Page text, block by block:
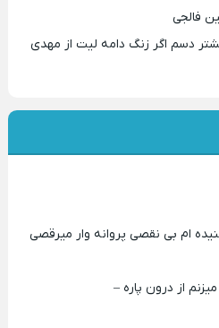
فالجی
دسم اگر زنگ دامه لیت از مهدی
ام بی نقصی پروانه وار میرقصی
از درون پاره –